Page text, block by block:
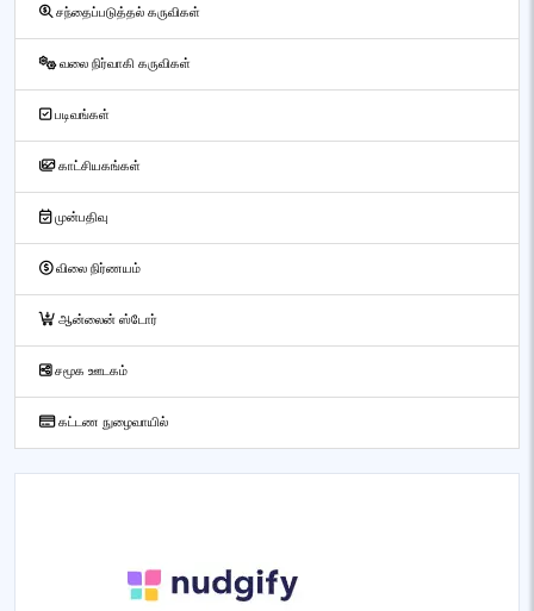
சந்தைப்படுத்தல் கருவிகள்
வலை நிர்வாகி கருவிகள்
படிவங்கள்
காட்சியகங்கள்
முன்பதிவு
விலை நிர்ணயம்
ஆன்லைன் ஸ்டோர்
சமூக ஊடகம்
கட்டண நுழைவாயில்